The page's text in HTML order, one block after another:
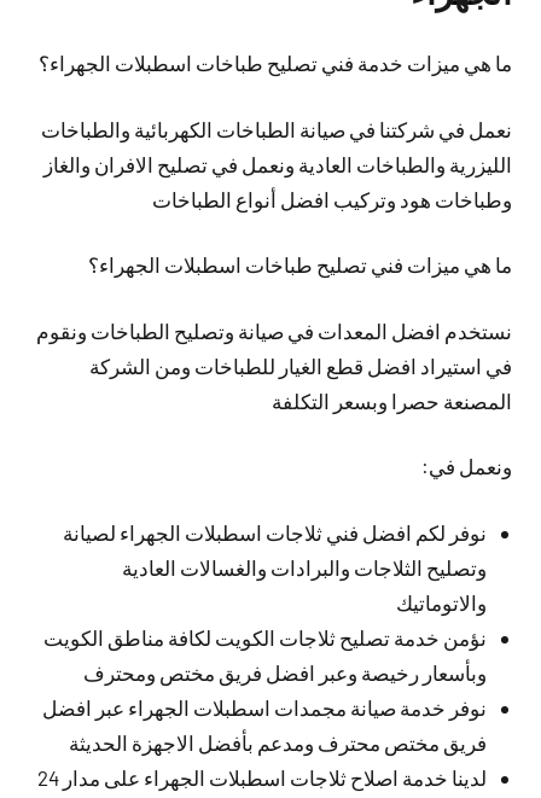
ما هي ميزات خدمة فني تصليح طباخات اسطبلات الجهراء؟
نعمل في شركتنا في صيانة الطباخات الكهربائية والطباخات
الليزرية والطباخات العادية ونعمل في تصليح الافران والغاز
وطباخات هود وتركيب افضل أنواع الطباخات
ما هي ميزات فني تصليح طباخات اسطبلات الجهراء؟
نستخدم افضل المعدات في صيانة وتصليح الطباخات ونقوم
في استيراد افضل قطع الغيار للطباخات ومن الشركة
المصنعة حصرا وبسعر التكلفة
ونعمل في:
نوفر لكم افضل فني ثلاجات اسطبلات الجهراء لصيانة
وتصليح الثلاجات والبرادات والغسالات العادية
والاتوماتيك
نؤمن خدمة تصليح ثلاجات الكويت لكافة مناطق الكويت
وبأسعار رخيصة وعبر افضل فريق مختص ومحترف
نوفر خدمة صيانة مجمدات اسطبلات الجهراء عبر افضل
فريق مختص محترف ومدعم بأفضل الاجهزة الحديثة
لدينا خدمة اصلاح ثلاجات اسطبلات الجهراء على مدار 24